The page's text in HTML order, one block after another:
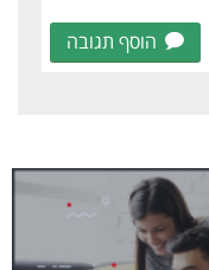
הוסף תגובה